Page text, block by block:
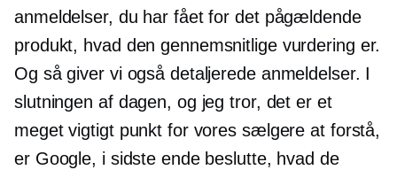
anmeldelser, du har fået for det pågældende
produkt, hvad den gennemsnitlige vurdering er.
Og så giver vi også detaljerede anmeldelser. I
slutningen af ​​dagen, og jeg tror, ​​det er et
meget vigtigt punkt for vores sælgere at forstå,
er Google, i sidste ende beslutte, hvad de